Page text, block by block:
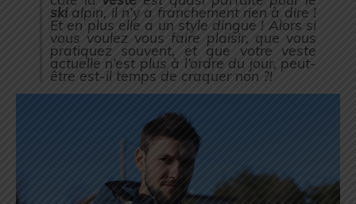
ski alpin, il n’y a franchement rien à dire !
Et en plus elle a un style dingue ! Alors si
vous voulez vous faire plaisir, que vous
pratiquez souvent, et que votre veste
actuelle n’est plus à l’ordre du jour, peut-
être est-il temps de craquer non ?!